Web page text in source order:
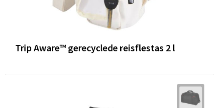
Trip Aware™ gerecyclede reisflestas 2 l